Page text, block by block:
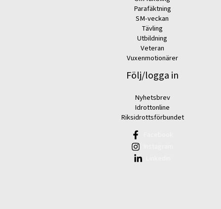
Parafäktning
SM-veckan
Tävling
Utbildning
Veteran
Vuxenmotionärer
Följ/logga in
Nyhetsbrev
Idrottonline
Riksidrottsförbundet